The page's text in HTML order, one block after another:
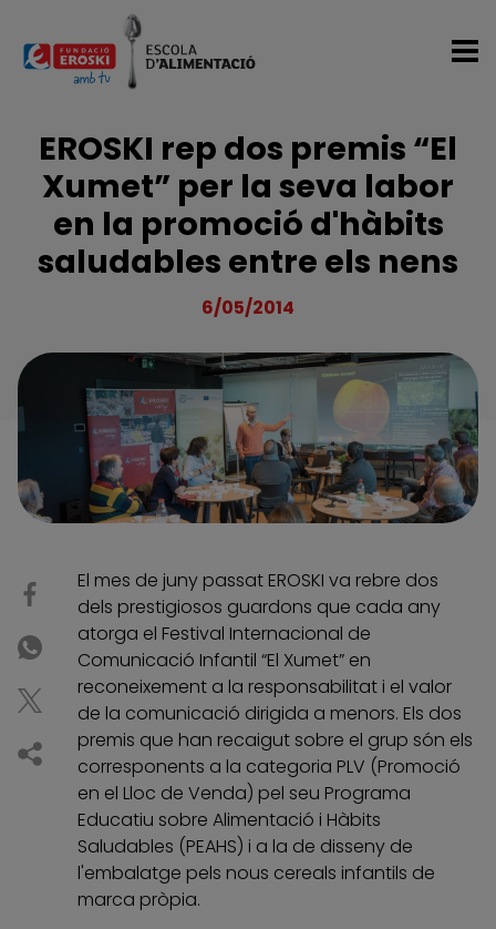
Vés al contingut
EROSKI rep dos premis “El
Xumet” per la seva labor
en la promoció d'hàbits
saludables entre els nens
6/05/2014
El mes de juny passat EROSKI va rebre dos
dels prestigiosos guardons que cada any
atorga el Festival Internacional de
Comunicació Infantil “El Xumet” en
reconeixement a la responsabilitat i el valor
de la comunicació dirigida a menors. Els dos
premis que han recaigut sobre el grup són els
corresponents a la categoria PLV (Promoció
en el Lloc de Venda) pel seu Programa
Educatiu sobre Alimentació i Hàbits
Saludables (PEAHS) i a la de disseny de
l'embalatge pels nous cereals infantils de
marca pròpia.